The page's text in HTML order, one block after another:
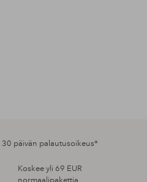
30 päivän palautusoikeus*
Koskee yli 69 EUR